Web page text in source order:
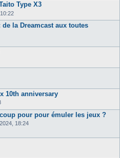
Type X3
la Dreamcast aux toutes
10th anniversary
pour pour émuler les jeux ?
18:24